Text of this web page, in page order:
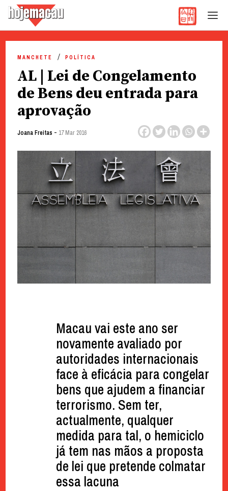
content
MANCHETE POLÍTICA
AL | Lei de Congelamento
de Bens deu entrada para
aprovação
Joana Freitas - 17 Mar 2016
Macau vai este ano ser
novamente avaliado por
autoridades internacionais
face à eficácia para congelar
bens que ajudem a financiar
terrorismo. Sem ter,
actualmente, qualquer
medida para tal, o hemiciclo
já tem nas mãos a proposta
de lei que pretende colmatar
essa lacuna